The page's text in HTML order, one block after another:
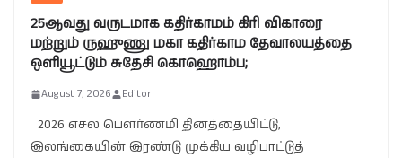
25ஆவது வருடமாக கதிர்காமம் கிரி விகாரை
மற்றும் ருஹுணு மகா கதிர்காம தேவாலயத்தை
ஒளியூட்டும் சுதேசி கொஹொம்ப;
August 7, 2026 Editor
2026 எசல பௌர்ணமி தினத்தையிட்டு,
இலங்கையின் இரண்டு முக்கிய வழிபாட்டுத்